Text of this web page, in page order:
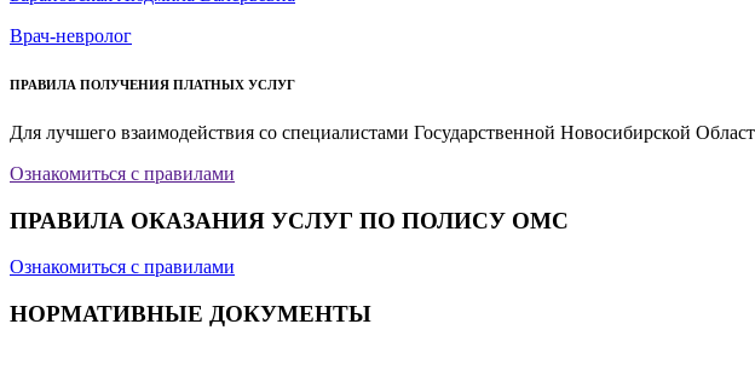
Врач-невролог
ПРАВИЛА ПОЛУЧЕНИЯ ПЛАТНЫХ УСЛУГ
Для лучшего взаимодействия со специалистами Государственной Новосибирской
Ознакомиться с правилами
ПРАВИЛА ОКАЗАНИЯ УСЛУГ ПО ПОЛИСУ ОМС
Ознакомиться с правилами
НОРМАТИВНЫЕ ДОКУМЕНТЫ